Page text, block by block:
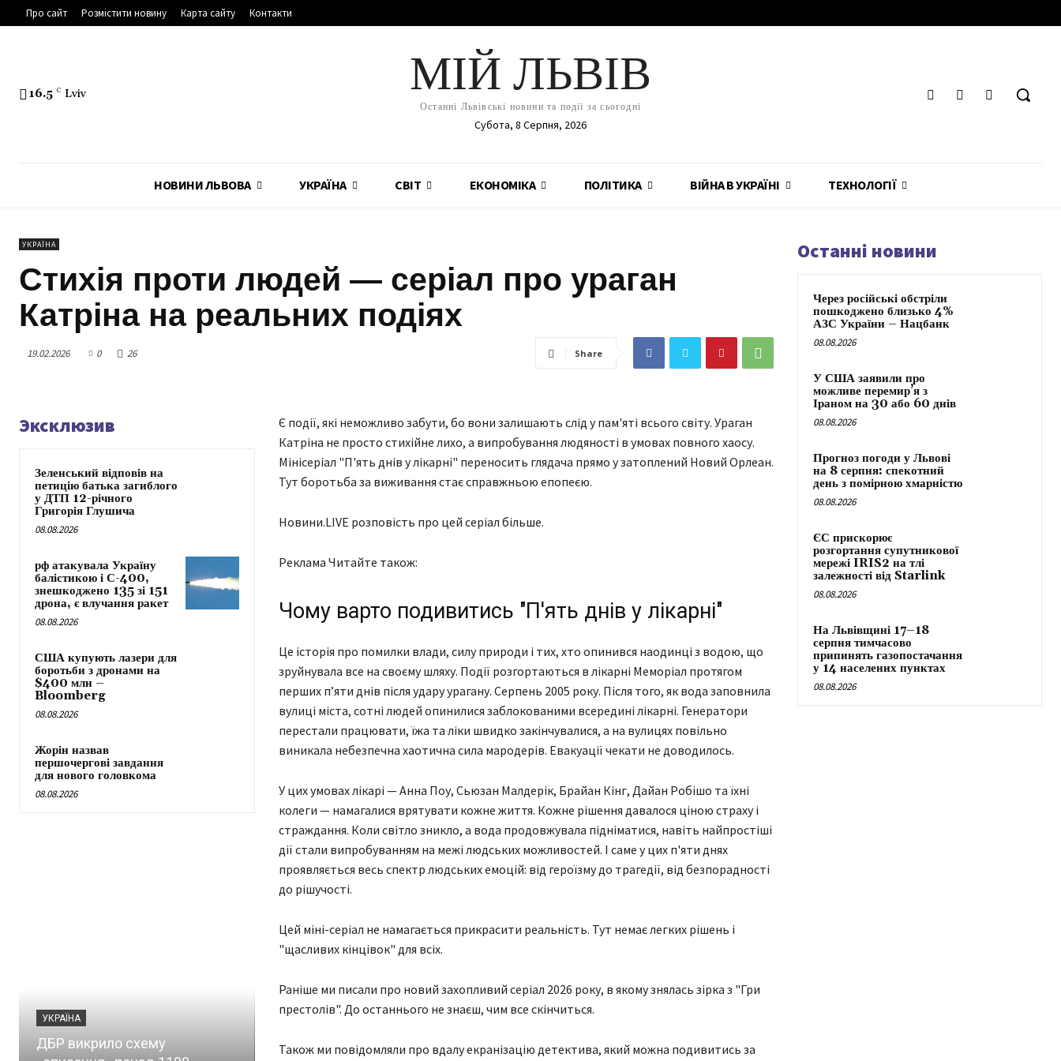
Про сайт Розмістити новину Карта сайту Контакти
16.5 C Lviv МІЙ ЛЬВІВ
Останні Львівські новини та події за сьогодні
Субота, 8 Серпня, 2026
НОВИНИ ЛЬВОВА УКРАЇНА СВІТ ЕКОНОМІКА ПОЛІТИКА ВІЙНА В УКРАЇНІ ТЕХНОЛОГІЇ
УКРАЇНА
Стихія проти людей — серіал про ураган
Катріна на реальних подіях
19.02.2026 0 26 Share
Эксклюзив
Зеленський відповів на
петицію батька загиблого
у ДТП 12-річного
Григорія Глушича
08.08.2026
рф атакувала Україну
балістикою і С-400,
знешкоджено 135 зі 151
дрона, є влучання ракет
08.08.2026
США купують лазери для
боротьби з дронами на
$400 млн –
Bloomberg
08.08.2026
Жорін назвав
першочергові завдання
для нового головкома
08.08.2026
УКРАЇНА
ДБР викрило схему
рф атакувала Україну
Є події, які неможливо забути, бо вони залишають слід у пам'яті всього світу. Ураган
Катріна не просто стихійне лихо, а випробування людяності в умовах повного хаосу.
Мінісеріал "П'ять днів у лікарні" переносить глядача прямо у затоплений Новий Орлеан.
Тут боротьба за виживання стає справжньою епопеєю.
Новини.LIVE розповість про цей серіал більше.
Реклама Читайте також:
Чому варто подивитись "П'ять днів у лікарні"
Це історія про помилки влади, силу природи і тих, хто опинився наодинці з водою, що
зруйнувала все на своєму шляху. Події розгортаються в лікарні Меморіал протягом
перших п’яти днів після удару урагану. Серпень 2005 року. Після того, як вода заповнила
вулиці міста, сотні людей опинилися заблокованими всередині лікарні. Генератори
перестали працювати, їжа та ліки швидко закінчувалися, а на вулицях повільно
виникала небезпечна хаотична сила мародерів. Евакуації чекати не доводилось.
У цих умовах лікарі — Анна Поу, Сьюзан Малдерік, Брайан Кінг, Дайан Робішо та їхні
колеги — намагалися врятувати кожне життя. Кожне рішення давалося ціною страху і
страждання. Коли світло зникло, а вода продовжувала підніматися, навіть найпростіші
дії стали випробуванням на межі людських можливостей. І саме у цих п'яти днях
проявляється весь спектр людських емоцій: від героїзму до трагедії, від безпорадності
до рішучості.
Цей міні-серіал не намагається прикрасити реальність. Тут немає легких рішень і
"щасливих кінцівок" для всіх.
Раніше ми писали про новий захопливий серіал 2026 року, в якому знялась зірка з "Гри
престолів". До останнього не знаєш, чим все скінчиться.
Також ми повідомляли про вдалу екранізацію детектива, який можна подивитись за
Останні новини
Через російські обстріли
пошкоджено близько 4%
АЗС України – Нацбанк
08.08.2026
У США заявили про
можливе перемир’я з
Іраном на 30 або 60 днів
08.08.2026
Прогноз погоди у Львові
на 8 серпня: спекотний
день з помірною хмарністю
08.08.2026
ЄС прискорює
розгортання супутникової
мережі IRIS2 на тлі
залежності від Starlink
08.08.2026
На Львівщині 17–18
серпня тимчасово
припинять газопостачання
у 14 населених пунктах
08.08.2026